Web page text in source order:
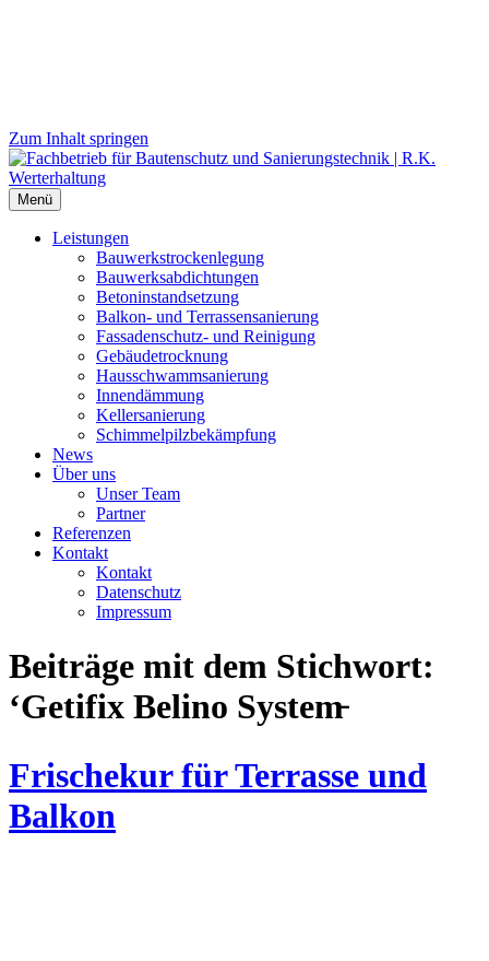
Zum Inhalt springen
Menü
Leistungen
Bauwerks­trockenlegung
Bauwerks­abdichtungen
Beton­instand­setzung
Balkon- und Terras­sen­sanierung
Fassaden­schutz- und Reinigung
Gebäude­trocknung
Haus­schwamm­sanierung
Innen­dämmung
Keller­sanierung
Schimmel­pilz­bekämpfung
News
Über uns
Unser Team
Partner
Referenzen
Kontakt
Kontakt
Datenschutz
Impressum
Beiträge mit dem Stichwort:
‘Getifix Belino System̵
Frischekur für Terrasse und
Balkon